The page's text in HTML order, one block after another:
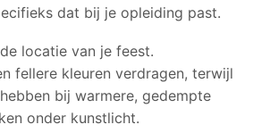
dat bij je opleiding past.
locatie van je feest.
fellere kleuren verdragen, terwijl
bij warmere, gedempte
onder kunstlicht.